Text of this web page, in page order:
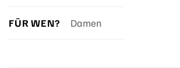
FÜR WEN? Damen